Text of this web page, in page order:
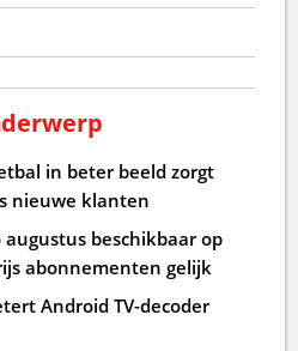
in beter beeld zorgt
nieuwe klanten
augustus beschikbaar op
abonnementen gelijk
Android TV-decoder